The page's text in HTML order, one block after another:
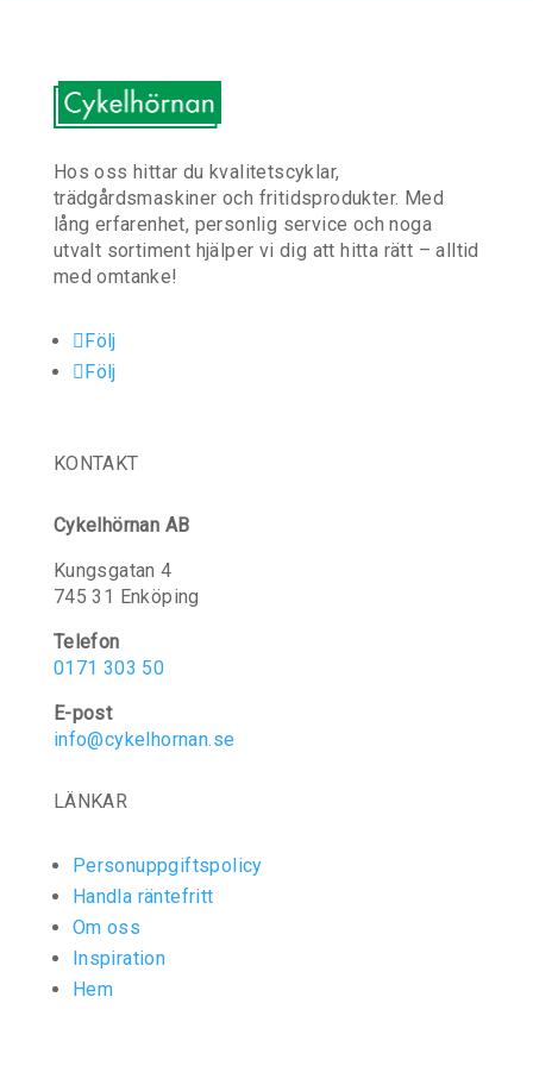
Hos oss hittar du kvalitetscyklar,
trädgårdsmaskiner och fritidsprodukter. Med
lång erfarenhet, personlig service och noga
utvalt sortiment hjälper vi dig att hitta rätt – alltid
med omtanke!
Följ
Följ
KONTAKT
Cykelhörnan AB
Kungsgatan 4
745 31 Enköping
Telefon
0171 303 50
E-post
info@cykelhornan.se
LÄNKAR
Personuppgiftspolicy
Handla räntefritt
Om oss
Inspiration
Hem